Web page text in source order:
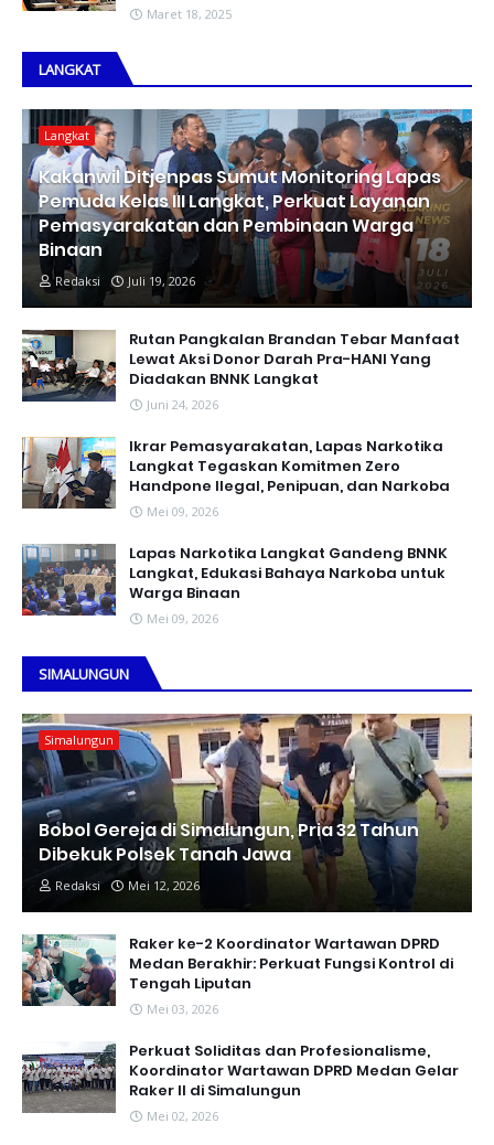
Maret 18, 2025
LANGKAT
Langkat
Kakanwil Ditjenpas Sumut Monitoring Lapas
Pemuda Kelas III Langkat, Perkuat Layanan
Pemasyarakatan dan Pembinaan Warga
Binaan
Redaksi Juli 19, 2026
Rutan Pangkalan Brandan Tebar Manfaat
Lewat Aksi Donor Darah Pra-HANI Yang
Diadakan BNNK Langkat
Juni 24, 2026
Ikrar Pemasyarakatan, Lapas Narkotika
Langkat Tegaskan Komitmen Zero
Handpone llegal, Penipuan, dan Narkoba
Mei 09, 2026
Lapas Narkotika Langkat Gandeng BNNK
Langkat, Edukasi Bahaya Narkoba untuk
Warga Binaan
Mei 09, 2026
SIMALUNGUN
Simalungun
Bobol Gereja di Simalungun, Pria 32 Tahun
Dibekuk Polsek Tanah Jawa
Redaksi Mei 12, 2026
Raker ke-2 Koordinator Wartawan DPRD
Medan Berakhir: Perkuat Fungsi Kontrol di
Tengah Liputan
Mei 03, 2026
Perkuat Soliditas dan Profesionalisme,
Koordinator Wartawan DPRD Medan Gelar
Raker II di Simalungun
Mei 02, 2026